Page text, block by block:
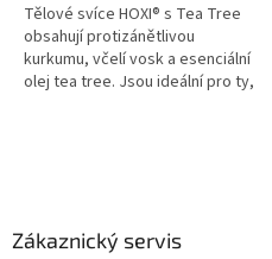
Tělové svíce HOXI® s Tea Tree
obsahují protizánětlivou
kurkumu, včelí vosk a esenciální
olej tea tree. Jsou ideální pro ty,
Zákaznický servis